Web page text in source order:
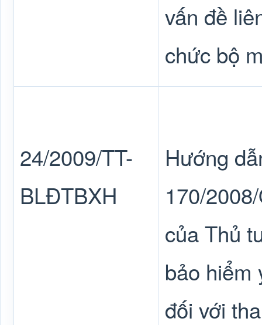
vấn đề
chức bộ
24/2009/TT-
BLĐTBXH
Hướng
170/
của Thủ
bảo hiểm
đối với